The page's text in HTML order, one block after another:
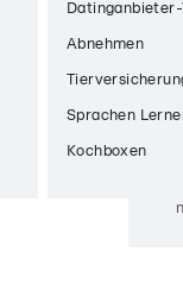
Abnehmen
Sprachen
Kochboxen